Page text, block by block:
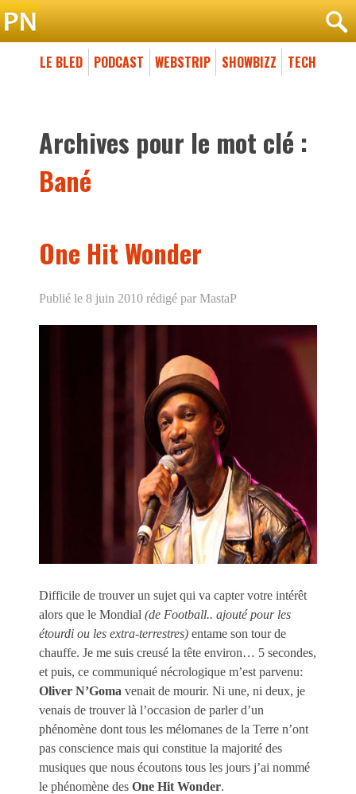
LE BLED PODCAST WEBSTRIP SHOWBIZZ TECH
Archives pour le mot clé :
Bané
One Hit Wonder
Publié le 8 juin 2010 rédigé par MastaP
Difficile de trouver un sujet qui va capter votre intérêt
alors que le Mondial (de Football.. ajouté pour les
étourdi ou les extra-terrestres) entame son tour de
chauffe. Je me suis creusé la tête environ… 5 secondes,
et puis, ce communiqué nécrologique m’est parvenu:
Oliver N’Goma venait de mourir. Ni une, ni deux, je
venais de trouver là l’occasion de parler d’un
phénomène dont tous les mélomanes de la Terre n’ont
pas conscience mais qui constitue la majorité des
musiques que nous écoutons tous les jours j’ai nommé
le phénomène des One Hit Wonder.